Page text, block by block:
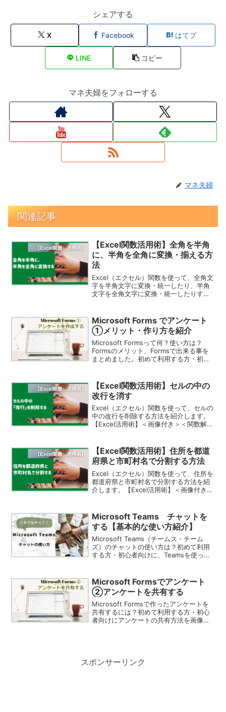
シェアする
X Facebook はてブ
LINE コピー
マネ夫婦をフォローする
マネ夫婦
関連記事
【Excel関数活用術】全角を半角
に、半角を全角に変換・揃える方
法
Excel（エクセル）関数を使って、全角文
字を半角文字に変換・統一したり、半角
文字を全角文字に変換・統一したりする
Microsoft Forms でアンケート
①メリット・作り方を紹介
Microsoft Formsって何？使い方は？
Formsのメリット、Formsで出来る事を
まとめました。初めて利用する方・初心
【Excel関数活用術】セルの中の
改行を消す
Excel（エクセル）関数を使って、セルの
中の改行を削除する方法を紹介します。
【Excel活用術】＜画像付き＞＜関数解説
【Excel関数活用術】住所を都道
府県と市町村名で分割する方法
Excel（エクセル）関数を使って、住所を
都道府県と市町村名で分割する方法を紹
介します。【Excel活用術】＜画像付き＞
Microsoft Teams チャットを
する【基本的な使い方紹介】
Microsoft Teams（チームス・チーム
ズ）のチャットの使い方は？初めて利用
する方・初心者向けに、Teamsを使った
【グループチャット】
Microsoft Formsでアンケート
②アンケートを共有する
Microsoft Formsで作ったアンケートを
共有するには？初めて利用する方・初心
者向けにアンケートの共有方法を画像入
スポンサーリンク